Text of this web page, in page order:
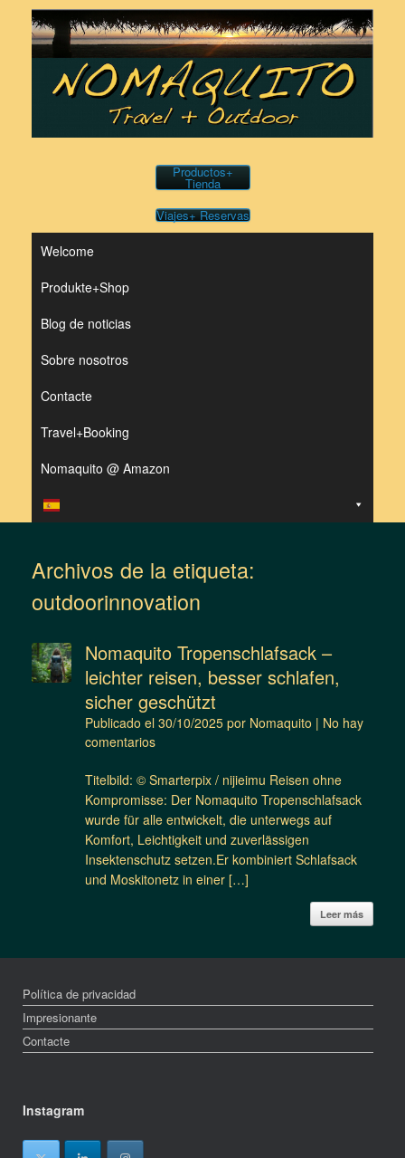
contenido
Productos+
Tienda
Viajes+ Reservas
Welcome
Produkte+Shop
Blog de noticias
Sobre nosotros
Contacte
Travel+Booking
Nomaquito @ Amazon
Archivos de la etiqueta:
outdoorinnovation
Nomaquito Tropenschlafsack –
leichter reisen, besser schlafen,
sicher geschützt
Publicado el 30/10/2025 por Nomaquito | No hay
comentarios
Titelbild: © Smarterpix / nijieimu Reisen ohne
Kompromisse: Der Nomaquito Tropenschlafsack
wurde für alle entwickelt, die unterwegs auf
Komfort, Leichtigkeit und zuverlässigen
Insektenschutz setzen.Er kombiniert Schlafsack
und Moskitonetz in einer […]
Leer más
Política de privacidad
Impresionante
Contacte
Instagram